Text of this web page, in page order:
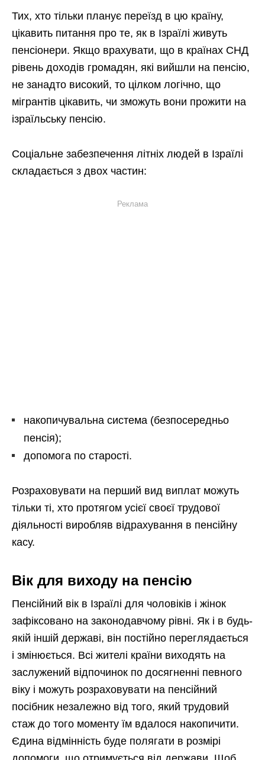
Тих, хто тільки планує переїзд в цю країну,
цікавить питання про те, як в Ізраїлі живуть
пенсіонери. Якщо врахувати, що в країнах СНД
рівень доходів громадян, які вийшли на пенсію,
не занадто високий, то цілком логічно, що
мігрантів цікавить, чи зможуть вони прожити на
ізраїльську пенсію.
Соціальне забезпечення літніх людей в Ізраїлі
складається з двох частин:
Реклама
накопичувальна система (безпосередньо
пенсія);
допомога по старості.
Розраховувати на перший вид виплат можуть
тільки ті, хто протягом усієї своєї трудової
діяльності виробляв відрахування в пенсійну
касу.
Вік для виходу на пенсію
Пенсійний вік в Ізраїлі для чоловіків і жінок
зафіксовано на законодавчому рівні. Як і в будь-
якій іншій державі, він постійно переглядається
і змінюється. Всі жителі країни виходять на
заслужений відпочинок по досягненні певного
віку і можуть розраховувати на пенсійний
посібник незалежно від того, який трудовий
стаж до того моменту їм вдалося накопичити.
Єдина відмінність буде полягати в розмірі